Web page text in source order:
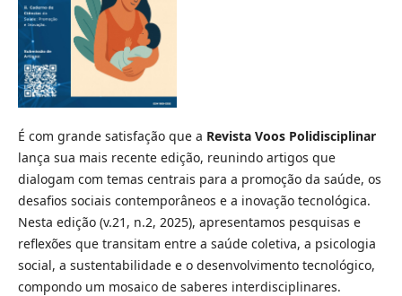
É com grande satisfação que a Revista Voos Polidisciplinar
lança sua mais recente edição, reunindo artigos que
dialogam com temas centrais para a promoção da saúde, os
desafios sociais contemporâneos e a inovação tecnológica.
Nesta edição (v.21, n.2, 2025), apresentamos pesquisas e
reflexões que transitam entre a saúde coletiva, a psicologia
social, a sustentabilidade e o desenvolvimento tecnológico,
compondo um mosaico de saberes interdisciplinares.